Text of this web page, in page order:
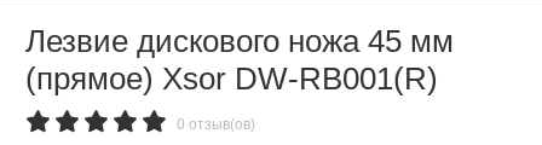
Лезвие дискового ножа 45 мм
(прямое) Xsor DW-RB001(R)
0 отзыв(ов)